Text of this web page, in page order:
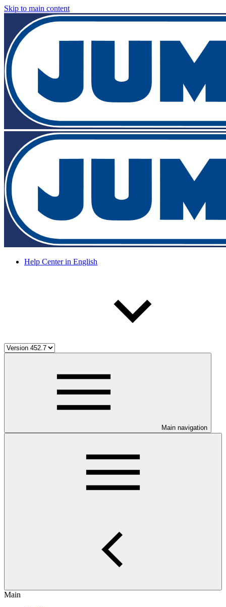
Skip to main content
Help Center in English
Main navigation
Main